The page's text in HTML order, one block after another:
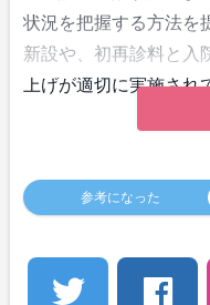
状況を把握する方法を
新設や、初再診料と入
上げが適切に実施され
参考になった